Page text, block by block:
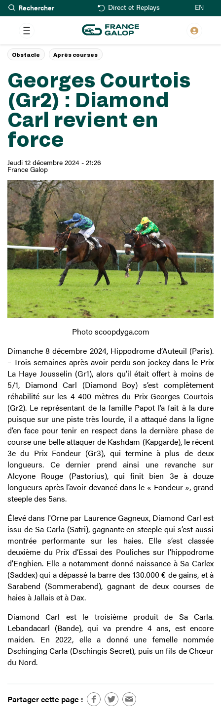
Aller
au
contenu
principal
Rechercher Direct et Replays EN
Georges Courtois
(Gr2) : Diamond
Carl revient en
force
Jeudi 12 décembre 2024 - 21:26
France Galop
Obstacle Après courses
Photo scoopdyga.com
Dimanche 8 décembre 2024, Hippodrome d’Auteuil (Paris).
– Trois semaines après avoir perdu son jockey dans le Prix
La Haye Jousselin (Gr1), alors qu’il était offert à moins de
5/1, Diamond Carl (Diamond Boy) s’est complètement
réhabilité sur les 4 400 mètres du Prix Georges Courtois
(Gr2). Le représentant de la famille Papot l’a fait à la dure
puisque sur une piste très lourde, il a attaqué dans la ligne
d’en face pour tenir en respect dans la dernière phase de
course une belle attaquer de Kashdam (Kapgarde), le récent
3e du Prix Fondeur (Gr3), qui termine à plus de deux
longueurs. Ce dernier prend ainsi une revanche sur
Alcyone Rouge (Pastorius), qui finit bien 3e à douze
longueurs après l’avoir devancé dans le « Fondeur », grand
steeple des 5ans.
Élevé dans l'Orne par Laurence Gagneux, Diamond Carl est
issu de Sa Carla (Satri), gagnante en steeple qui s’est aussi
montrée performante sur les haies. Elle s’est classée
deuxième du Prix d’Essai des Pouliches sur l'hippodrome
d'Enghien. Elle a notamment donné naissance à Sa Carlex
(Saddex) qui a dépassé la barre des 130.000 € de gains, et à
Sarabend (Sommerabend), gagnant de deux courses de
haies à Jallais et à Dax.
Diamond Carl est le troisième produit de Sa Carla.
Lebandacarl (Bande), qui va prendre 4 ans, est encore
maiden. En 2022, elle a donné une femelle nommée
Dschinging Carla (Dschingis Secret), puis un fils de Chœur
du Nord.
Partager cette page :